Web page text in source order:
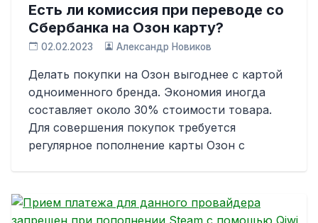
Есть ли комиссия при переводе со
Сбербанка на Озон карту?
02.02.2023 Александр Новиков
Делать покупки на Озон выгоднее с картой
одноименного бренда. Экономия иногда
составляет около 30% стоимости товара.
Для совершения покупок требуется
регулярное пополнение карты Озон с